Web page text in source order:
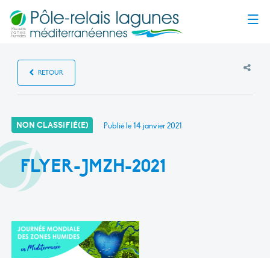
RETOUR
NON CLASSIFIÉ(E) Publié le14 janvier 2021
FLYER-JMZH-2021